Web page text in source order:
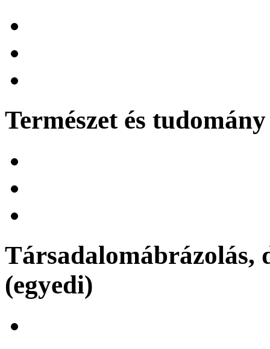
Természet és
Társadalomábrázolás,
(egyedi)